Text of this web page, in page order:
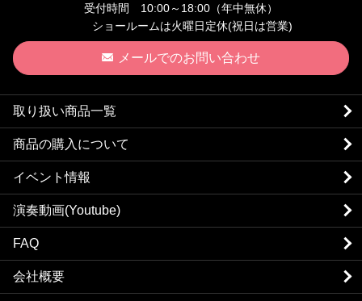
受付時間 10:00～18:00（年中無休）
ショールームは火曜日定休(祝日は営業)
メールでのお問い合わせ
取り扱い商品一覧
商品の購入について
イベント情報
演奏動画(Youtube)
FAQ
会社概要